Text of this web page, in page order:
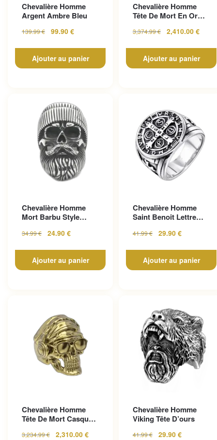
Chevalière Homme
Argent Ambre Bleu
139.99€ 99.90 €
Ajouter au panier
Chevalière Homme
Tête De Mort En Or
Gothique...
3,374.99€ 2,410.00 €
Ajouter au panier
Chevalière Homme
Mort Barbu Style
Inoxy...
34.99€ 24.90 €
Ajouter au panier
Chevalière Homme
Saint Benoit Lettre
41.99€ 29.90 €
Ajouter au panier
Chevalière Homme
Tête De Mort Casque
3,234.99€ 2,310.00 €
Chevalière Homme
Viking Tête D’ours
41.99€ 29.90 €